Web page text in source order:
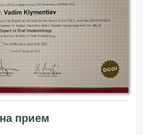
прием